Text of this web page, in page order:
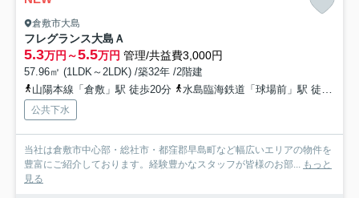
倉敷市大島
フレグランス大島Ａ
5.3万円～5.5万円 管理/共益費3,000円
57.96㎡ (1LDK～2LDK) /築32年 /2階建
山陽本線「倉敷」駅 徒歩20分
水島臨海鉄道「球場前」駅 徒歩48分
公共下水
当社は倉敷市中心部・総社市・都窪郡早島町など幅広いエリアの物件を
豊富にご紹介しております。経験豊かなスタッフが皆様のお部...
もっと
見る